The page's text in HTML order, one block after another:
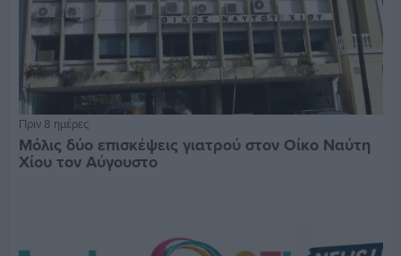
Πριν 8 ημέρες
Μόλις δύο επισκέψεις γιατρού στον Οίκο Ναύτη
Χίου τον Αύγουστο